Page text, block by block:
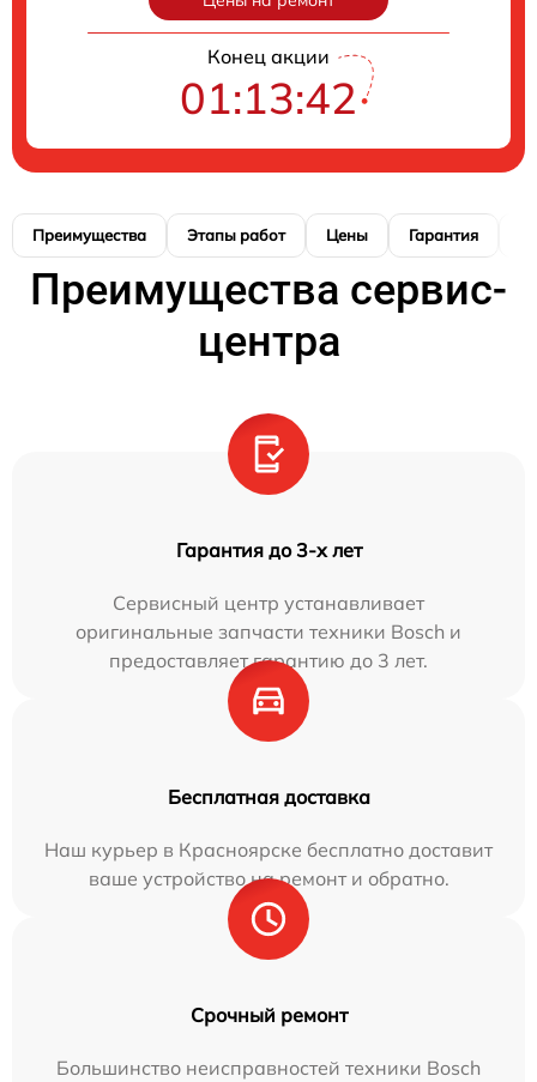
Конец акции
01:13:41
Преимущества Этапы работ Цены Гарантия
Преимущества сервис-
центра
Гарантия до 3-х лет
Сервисный центр устанавливает
оригинальные запчасти техники Bosch и
предоставляет гарантию до 3 лет.
Бесплатная доставка
Наш курьер в Красноярске бесплатно доставит
ваше устройство на ремонт и обратно.
Срочный ремонт
Большинство неисправностей техники Bosch